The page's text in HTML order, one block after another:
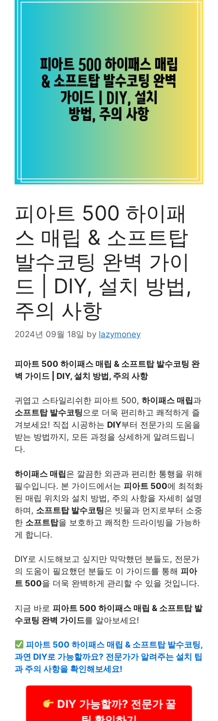
피아트 500 하이패
스 매립 & 소프트탑
발수코팅 완벽 가이
드 | DIY, 설치 방법,
주의 사항
2024년 09월 18일 by lazymoney
피아트 500 하이패스 매립 & 소프트탑 발수코팅 완
벽 가이드 | DIY, 설치 방법, 주의 사항
귀엽고 스타일리쉬한 피아트 500, 하이패스 매립과
소프트탑 발수코팅으로 더욱 편리하고 쾌적하게 즐
겨보세요! 직접 시공하는 DIY부터 전문가의 도움을
받는 방법까지, 모든 과정을 상세하게 알려드립니
다.
하이패스 매립은 깔끔한 외관과 편리한 통행을 위해
필수입니다. 본 가이드에서는 피아트 500에 최적화
된 매립 위치와 설치 방법, 주의 사항을 자세히 설명
하며, 소프트탑 발수코팅은 빗물과 먼지로부터 소중
한 소프트탑을 보호하고 쾌적한 드라이빙을 가능하
게 합니다.
DIY로 시도해보고 싶지만 막막했던 분들도, 전문가
의 도움이 필요했던 분들도 이 가이드를 통해 피아
트 500을 더욱 완벽하게 관리할 수 있을 것입니다.
지금 바로 피아트 500 하이패스 매립 & 소프트탑 발
수코팅 완벽 가이드를 알아보세요!
피아트 500 하이패스 매립 & 소프트탑 발수코팅,
과연 DIY로 가능할까요? 전문가가 알려주는 설치 팁
과 주의 사항을 확인해보세요!
DIY 가능할까? 전문가 꿀